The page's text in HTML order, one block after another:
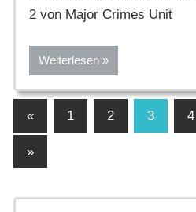
2 von Major Crimes Unit
Weiterlesen
der
Beiträge
«Vorherige
Beiträge
1 2 3 4
Nächste
»